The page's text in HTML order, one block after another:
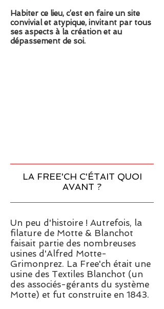
Habiter ce lieu, c’est en faire un site
convivial et atypique, invitant par tous
ses aspects à la création et au
dépassement de soi.
LA FREE'CH C'ÉTAIT QUOI
AVANT ?
Un peu d'histoire ! Autrefois, la
filature de Motte & Blanchot
faisait partie des nombreuses
usines d'Alfred Motte-
Grimonprez. La Free'ch était une
usine des Textiles Blanchot (un
des associés-gérants du système
Motte) et fut construite en 1843.